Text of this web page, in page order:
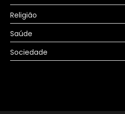
Religião
Saúde
Sociedade